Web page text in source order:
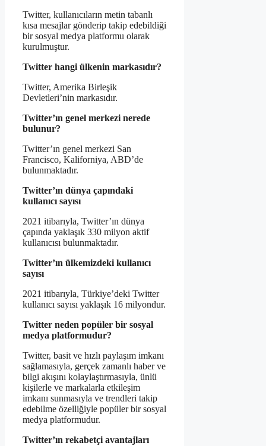
Twitter, kullanıcıların metin tabanlı
kısa mesajlar gönderip takip edebildiği
bir sosyal medya platformu olarak
kurulmuştur.
Twitter hangi ülkenin markasıdır?
Twitter, Amerika Birleşik
Devletleri’nin markasıdır.
Twitter’ın genel merkezi nerede
bulunur?
Twitter’ın genel merkezi San
Francisco, Kaliforniya, ABD’de
bulunmaktadır.
Twitter’ın dünya çapındaki
kullanıcı sayısı
2021 itibarıyla, Twitter’ın dünya
çapında yaklaşık 330 milyon aktif
kullanıcısı bulunmaktadır.
Twitter’ın ülkemizdeki kullanıcı
sayısı
2021 itibarıyla, Türkiye’deki Twitter
kullanıcı sayısı yaklaşık 16 milyondur.
Twitter neden popüler bir sosyal
medya platformudur?
Twitter, basit ve hızlı paylaşım imkanı
sağlamasıyla, gerçek zamanlı haber ve
bilgi akışını kolaylaştırmasıyla, ünlü
kişilerle ve markalarla etkileşim
imkanı sunmasıyla ve trendleri takip
edebilme özelliğiyle popüler bir sosyal
medya platformudur.
Twitter’ın rekabetçi avantajları